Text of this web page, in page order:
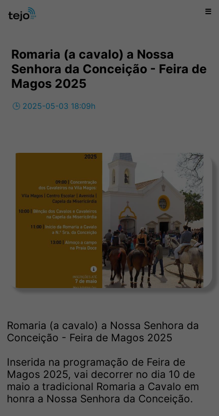
☰
Romaria (a cavalo) a Nossa
Senhora da Conceição - Feira de
Magos 2025
🕒 2025-05-03 18:09h
Romaria (a cavalo) a Nossa Senhora da
Conceição - Feira de Magos 2025
Inserida na programação de Feira de
Magos 2025, vai decorrer no dia 10 de
maio a tradicional Romaria a Cavalo em
honra a Nossa Senhora da Conceição.